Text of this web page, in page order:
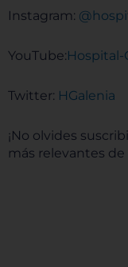
Instagram:
YouTube:⁠⁠⁠⁠⁠⁠⁠⁠⁠⁠⁠⁠⁠⁠⁠⁠⁠⁠⁠⁠⁠⁠⁠⁠⁠⁠⁠⁠⁠⁠⁠⁠⁠⁠⁠⁠⁠⁠⁠⁠⁠⁠⁠⁠⁠⁠⁠⁠⁠⁠⁠⁠Hospital-
Twitter: ⁠⁠⁠⁠⁠⁠⁠⁠⁠⁠⁠⁠⁠⁠⁠⁠⁠⁠⁠⁠⁠⁠⁠⁠⁠⁠⁠⁠⁠⁠⁠⁠⁠⁠⁠⁠⁠⁠⁠⁠⁠⁠⁠⁠⁠⁠⁠⁠⁠⁠⁠⁠ HGalenia⁠⁠⁠⁠⁠⁠⁠⁠⁠⁠⁠⁠⁠⁠⁠⁠⁠⁠⁠⁠⁠⁠⁠⁠⁠⁠⁠⁠⁠⁠⁠⁠⁠⁠⁠⁠⁠⁠⁠⁠⁠⁠⁠⁠⁠⁠⁠⁠⁠⁠⁠⁠
¡No olvides
más relevantes de